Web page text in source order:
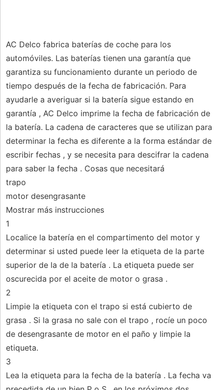
AC Delco fabrica baterías de coche para los
automóviles. Las baterías tienen una garantía que
garantiza su funcionamiento durante un periodo de
tiempo después de la fecha de fabricación. Para
ayudarle a averiguar si la batería sigue estando en
garantía , AC Delco imprime la fecha de fabricación de
la batería. La cadena de caracteres que se utilizan para
determinar la fecha es diferente a la forma estándar de
escribir fechas , y se necesita para descifrar la cadena
para saber la fecha . Cosas que necesitará
trapo
motor desengrasante
Mostrar más instrucciones
1
Localice la batería en el compartimento del motor y
determinar si usted puede leer la etiqueta de la parte
superior de la de la batería . La etiqueta puede ser
oscurecida por el aceite de motor o grasa .
2
Limpie la etiqueta con el trapo si está cubierto de
grasa . Si la grasa no sale con el trapo , rocíe un poco
de desengrasante de motor en el paño y limpie la
etiqueta.
3
Lea la etiqueta para la fecha de la batería . La fecha va